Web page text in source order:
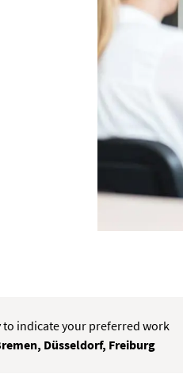
indicate your preferred work
Düsseldorf, Freiburg